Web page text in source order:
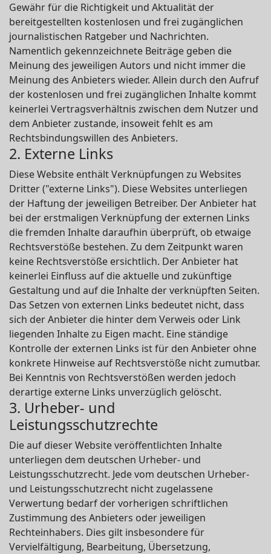
Gewähr für die Richtigkeit und Aktualität der
bereitgestellten kostenlosen und frei zugänglichen
journalistischen Ratgeber und Nachrichten.
Namentlich gekennzeichnete Beiträge geben die
Meinung des jeweiligen Autors und nicht immer die
Meinung des Anbieters wieder. Allein durch den Aufruf
der kostenlosen und frei zugänglichen Inhalte kommt
keinerlei Vertragsverhältnis zwischen dem Nutzer und
dem Anbieter zustande, insoweit fehlt es am
Rechtsbindungswillen des Anbieters.
2. Externe Links
Diese Website enthält Verknüpfungen zu Websites
Dritter ("externe Links"). Diese Websites unterliegen
der Haftung der jeweiligen Betreiber. Der Anbieter hat
bei der erstmaligen Verknüpfung der externen Links
die fremden Inhalte daraufhin überprüft, ob etwaige
Rechtsverstöße bestehen. Zu dem Zeitpunkt waren
keine Rechtsverstöße ersichtlich. Der Anbieter hat
keinerlei Einfluss auf die aktuelle und zukünftige
Gestaltung und auf die Inhalte der verknüpften Seiten.
Das Setzen von externen Links bedeutet nicht, dass
sich der Anbieter die hinter dem Verweis oder Link
liegenden Inhalte zu Eigen macht. Eine ständige
Kontrolle der externen Links ist für den Anbieter ohne
konkrete Hinweise auf Rechtsverstöße nicht zumutbar.
Bei Kenntnis von Rechtsverstößen werden jedoch
derartige externe Links unverzüglich gelöscht.
3. Urheber- und
Leistungsschutzrechte
Die auf dieser Website veröffentlichten Inhalte
unterliegen dem deutschen Urheber- und
Leistungsschutzrecht. Jede vom deutschen Urheber-
und Leistungsschutzrecht nicht zugelassene
Verwertung bedarf der vorherigen schriftlichen
Zustimmung des Anbieters oder jeweiligen
Rechteinhabers. Dies gilt insbesondere für
Vervielfältigung, Bearbeitung, Übersetzung,